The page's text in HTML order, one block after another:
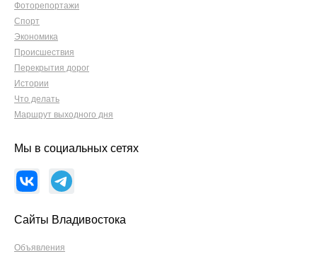
Фоторепортажи
Спорт
Экономика
Происшествия
Перекрытия дорог
Истории
Что делать
Маршрут выходного дня
Мы в социальных сетях
Сайты Владивостока
Объявления